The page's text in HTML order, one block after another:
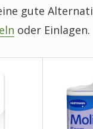
gute
oder Einlagen.